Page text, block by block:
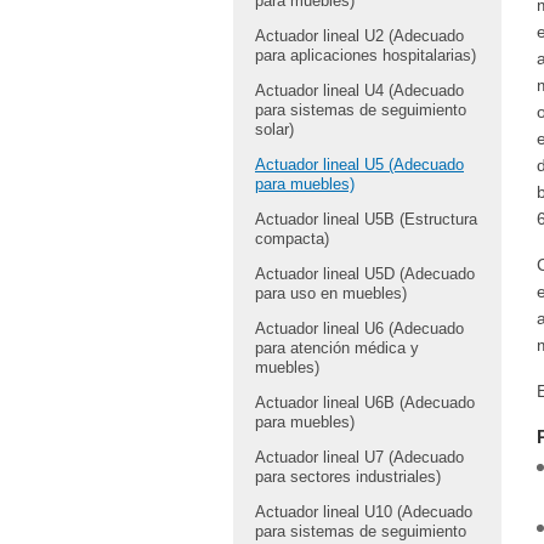
Actuador lineal U2 (Adecuado
para aplicaciones hospitalarias)
Actuador lineal U4 (Adecuado
para sistemas de seguimiento
solar)
Actuador lineal U5 (Adecuado
para muebles)
Actuador lineal U5B (Estructura
compacta)
Actuador lineal U5D (Adecuado
para uso en muebles)
Actuador lineal U6 (Adecuado
para atención médica y
muebles)
Actuador lineal U6B (Adecuado
para muebles)
Actuador lineal U7 (Adecuado
para sectores industriales)
Actuador lineal U10 (Adecuado
para sistemas de seguimiento